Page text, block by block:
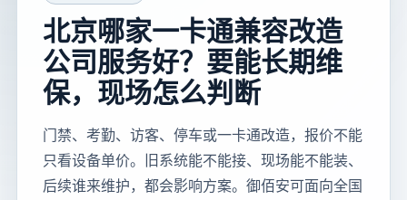
北京哪家一卡通兼容改造
公司服务好？要能长期维
保，现场怎么判断
门禁、考勤、访客、停车或一卡通改造，报价不能
只看设备单价。旧系统能不能接、现场能不能装、
后续谁来维护，都会影响方案。御佰安可面向全国